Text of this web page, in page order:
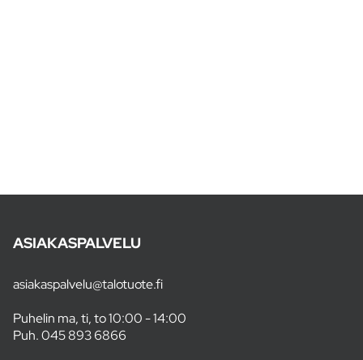
ASIAKASPALVELU
asiakaspalvelu@talotuote.fi
Puhelin ma, ti, to 10:00 - 14:00
Puh.045 893 6866